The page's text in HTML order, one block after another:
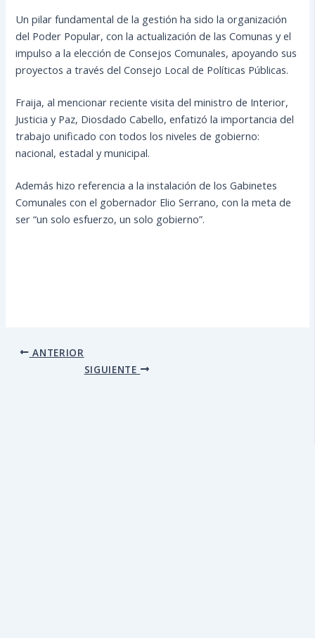
Un pilar fundamental de la gestión ha sido la organización
del Poder Popular, con la actualización de las Comunas y el
impulso a la elección de Consejos Comunales, apoyando sus
proyectos a través del Consejo Local de Políticas Públicas.
Fraija, al mencionar reciente visita del ministro de Interior,
Justicia y Paz, Diosdado Cabello, enfatizó la importancia del
trabajo unificado con todos los niveles de gobierno:
nacional, estadal y municipal.
Además hizo referencia a la instalación de los Gabinetes
Comunales con el gobernador Elio Serrano, con la meta de
ser “un solo esfuerzo, un solo gobierno”.
ANTERIOR
SIGUIENTE